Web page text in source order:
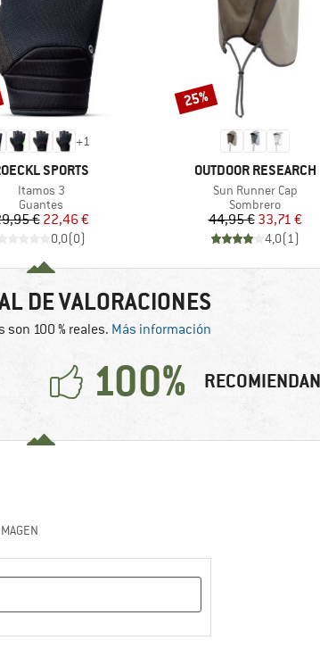
+1
SPORTS
Artículo
Itamos 3
Product group
Guantes
Precio
€Precio reducido
22,46 €
0,0(0)
MARCA
OUTDOOR RESEARCH
Artículo
Sun Runner Cap
Product group
Sombrero
Precio
44,95 €Precio
33,71 €
4,0(1)
Descuento
25%
DE VALORACIONES
100 % reales. Más información
100%